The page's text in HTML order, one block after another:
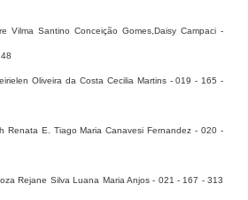
Vilma Santino Conceição Gomes,Daisy Campaci -
Oliveira da Costa Cecilia Martins - 019 - 165 -
Renata E. Tiago Maria Canavesi Fernandez - 020 -
Rejane Silva Luana Maria Anjos - 021 - 167 - 313